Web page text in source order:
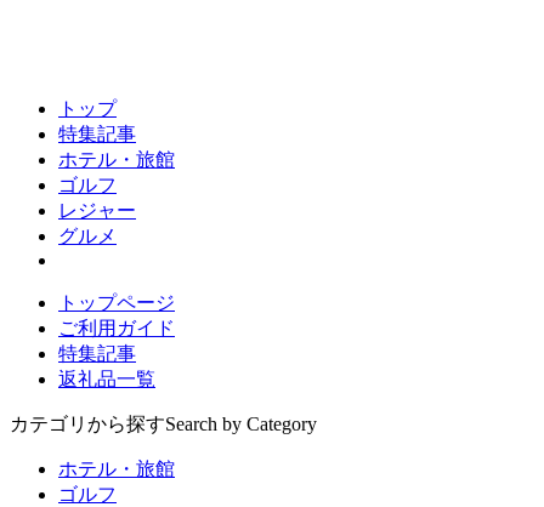
トップ
特集記事
ホテル・旅館
ゴルフ
レジャー
グルメ
トップページ
ご利用ガイド
特集記事
返礼品一覧
カテゴリから探すSearch by Category
ホテル・旅館
ゴルフ